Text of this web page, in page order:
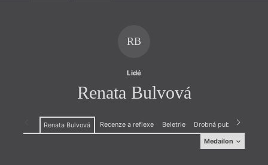
RB
Lidé
Renata Bulvová
Renata Bulvová Recenze a reflexe Beletrie Drobná publicistika
Medailon